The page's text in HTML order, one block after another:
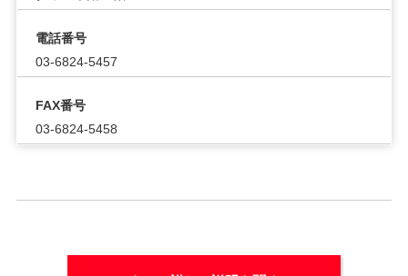
電話番号
03-6824-5457
FAX番号
03-6824-5458